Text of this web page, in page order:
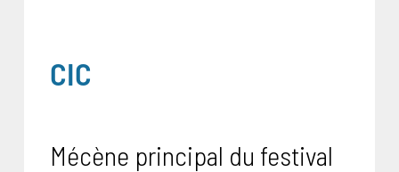
CIC
Mécène principal du festival